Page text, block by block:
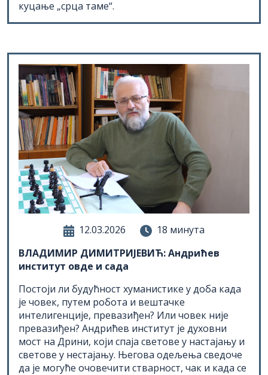
12.03.2026
18 минута
ВЛАДИМИР ДИМИТРИЈЕВИЋ: Андрићев
институт овде и сада
Постоји ли будућност хуманистике у доба када
је човек, путем робота и вештачке
интелигенције, превазиђен? Или човек није
превазиђен? Андрићев институт је духовни
мост на Дрини, који спаја светове у настајању и
светове у нестајању. Његова одељења сведоче
да је могуће очовечити стварност, чак и када се
чини да је стварност постала ријалити.